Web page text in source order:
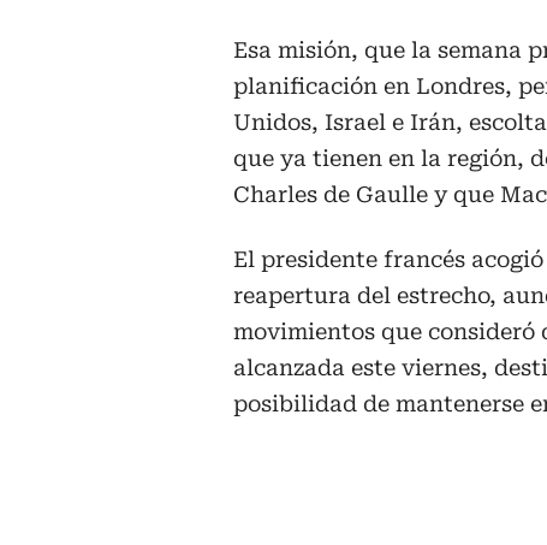
Esa misión, que la semana
planificación en Londres,
Unidos, Israel e Irán,
que ya tienen en la región,
Charles de Gaulle y que
El presidente francés
reapertura del estrecho,
movimientos que consideró
alcanzada este viernes,
posibilidad de mantenerse